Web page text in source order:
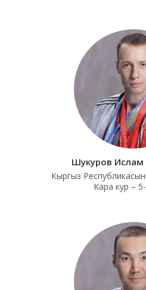
Шукуров Ислам
Кыргыз
Кара кур –